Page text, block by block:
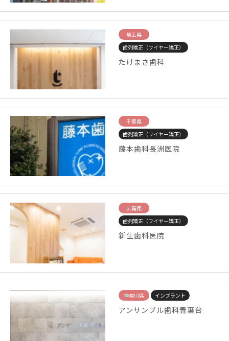
埼玉県
歯列矯正（ワイヤー矯正）
たけまさ歯科
千葉県
歯列矯正（ワイヤー矯正）
藤本歯科長洲医院
広島県
歯列矯正（ワイヤー矯正）
新生歯科医院
神奈川県 インプラント
アンサンブル歯科青葉台